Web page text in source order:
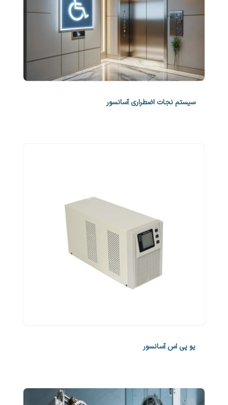
سیستم نجات اضطراری آسانسور
یو پی اس آسانسور